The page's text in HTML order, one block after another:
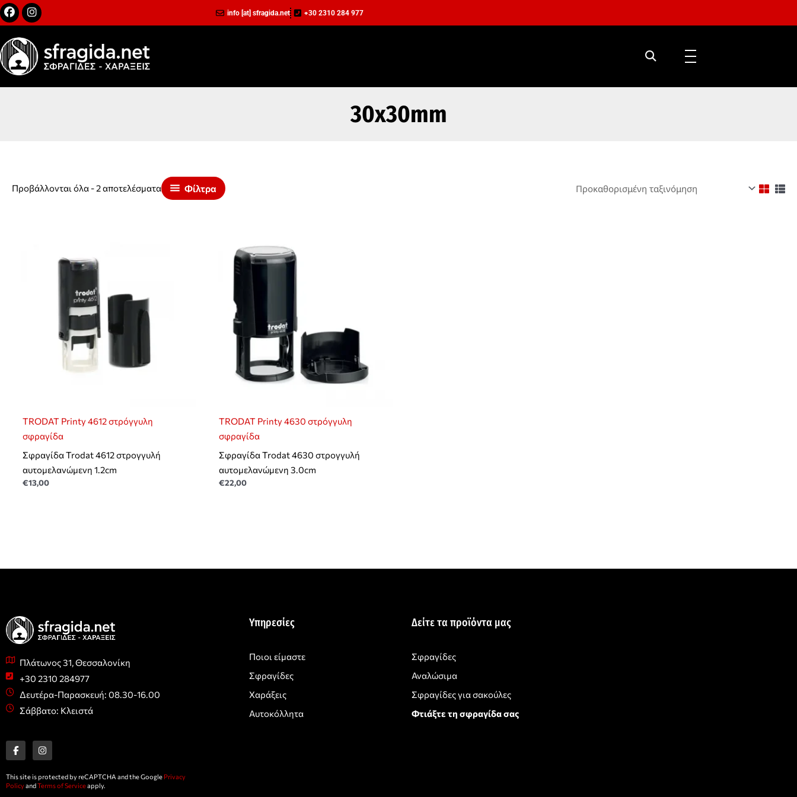
Μετάβαση
στο
περιεχόμενο
FacebookInstagram info [at] sfragida.net +30 2310 284 977
30x30mm
Προβάλλονται όλα - 2 αποτελέσματα Φίλτρα
TRODAT Printy 4612 στρόγγυλη
σφραγίδα
Σφραγίδα Trodat 4612 στρογγυλή
αυτομελανώμενη 1.2cm
€13,00
TRODAT Printy 4630 στρόγγυλη
σφραγίδα
Σφραγίδα Trodat 4630 στρογγυλή
αυτομελανώμενη 3.0cm
€22,00
Πλάτωνος 31, Θεσσαλονίκη
+30 2310 284977
Δευτέρα-Παρασκευή: 08.30-16.00
Σάββατο: Κλειστά
a
c
e
o
o
n
s
t
g
r
This site is protected by reCAPTCHA and the Google Privacy
PolicyandTerms of Serviceapply.
Υπηρεσίες
Ποιοι είμαστε
Σφραγίδες
Χαράξεις
Αυτοκόλλητα
Δείτε τα προϊόντα μας
Σφραγίδες
Αναλώσιμα
Σφραγίδες για σακούλες
Φτιάξτε τη σφραγίδα σας